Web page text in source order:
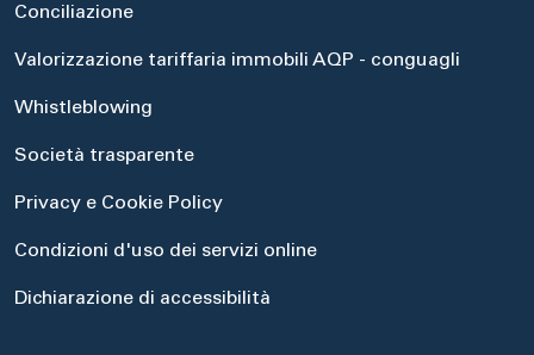
Conciliazione
Valorizzazione tariffaria immobili AQP - conguagli
Whistleblowing
Società trasparente
Privacy e Cookie Policy
Condizioni d'uso dei servizi online
Dichiarazione di accessibilità